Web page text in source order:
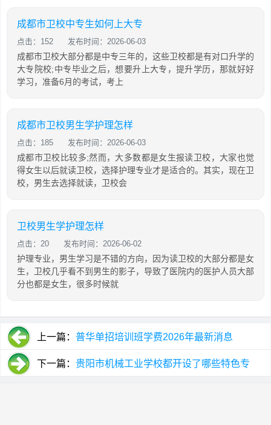
成都市卫校中专生如何上大专
点击：152 发布时间：2026-06-03
成都市卫校大部分都是中专三年的，这些卫校都是有对口升学的
大专院校;中专毕业之后，想要升上大专，提升学历，那就好好
学习，准备6月的考试，考上
成都市卫校男生学护理怎样
点击：185 发布时间：2026-06-03
成都市卫校比较多;然而，大多数都是女生报读卫校，大家也觉
得女生以后就读卫校，选择护理专业才是适合的。其实，现在卫
校，男生去选择就读，卫校会
卫校男生学护理怎样
点击：20 发布时间：2026-06-02
护理专业，男生学习是不错的方向，因为读卫校的大部分都是女
生，卫校几乎看不到男生的影子，导致了医院内的医护人员大部
分也都是女生，很多时候就
上一篇： 普华单招培训班学费2026年最新消息
下一篇： 贵阳市机械工业学校都开设了哪些特色专